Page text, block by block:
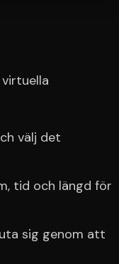
välj det
tid och längd för
sig genom att